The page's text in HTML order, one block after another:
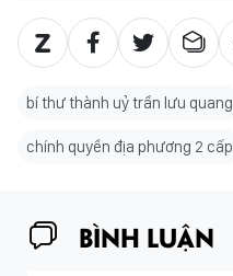
bí thư thành uỷ trần lưu quang
chính quyền địa phương 2 cấp
BÌNH LUẬN